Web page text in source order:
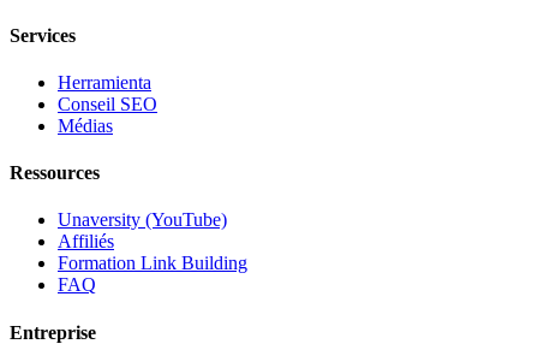
Services
Herramienta
Conseil SEO
Médias
Ressources
Unaversity (YouTube)
Affiliés
Formation Link Building
FAQ
Entreprise